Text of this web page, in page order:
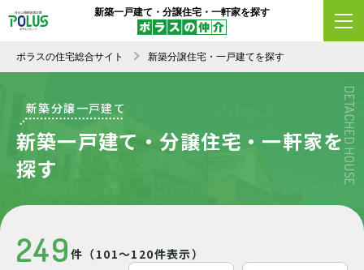
新築一戸建て・分譲住宅・一軒家を探す
ポラスの住宅総合サイト 新築分譲住宅・一戸建てを探す
DETACHED HOUSE
新築分譲一戸建て
新築一戸建て・分譲住宅・一軒家を
探す
249 件（101～120件表示）
エリア変更 条件変更